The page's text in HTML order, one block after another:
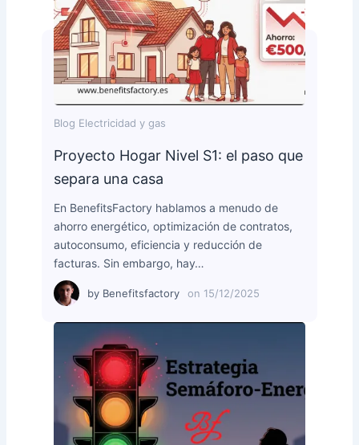
Blog Electricidad y gas
Proyecto Hogar Nivel S1: el paso que
separa una casa
En BenefitsFactory hablamos a menudo de
ahorro energético, optimización de contratos,
autoconsumo, eficiencia y reducción de
facturas. Sin embargo, hay…
by Benefitsfactory on 15/12/2025